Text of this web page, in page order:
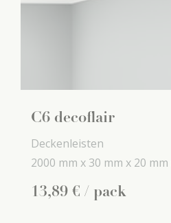
C6 decoflair
Deckenleisten
2000 mm x 30 mm x 20 mm
13,89 € / pack